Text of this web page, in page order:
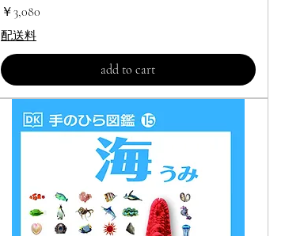
価格
￥3,080
配送料
add to cart